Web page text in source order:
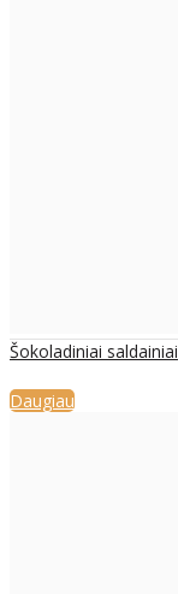
Šokoladiniai saldainiai
Daugiau